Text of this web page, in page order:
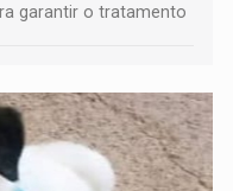
garantir o tratamento